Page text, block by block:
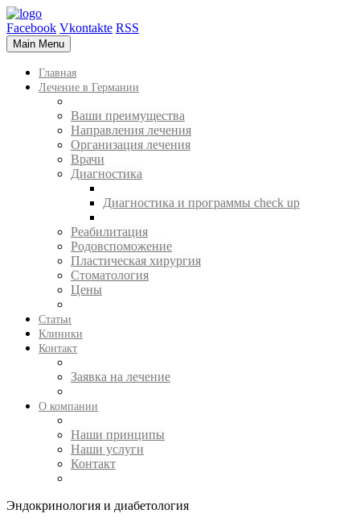
Facebook Vkontakte RSS
Main Menu
Главная
Лечение в Германии
Ваши преимущества
Направления лечения
Организация лечения
Врачи
Диагностика
Диагностика и программы check up
Реабилитация
Родовспоможение
Пластическая хирургия
Стоматология
Цены
Статьи
Клиники
Контакт
Заявка на лечение
О компании
Наши принципы
Наши услуги
Контакт
Эндокринология и диабетология